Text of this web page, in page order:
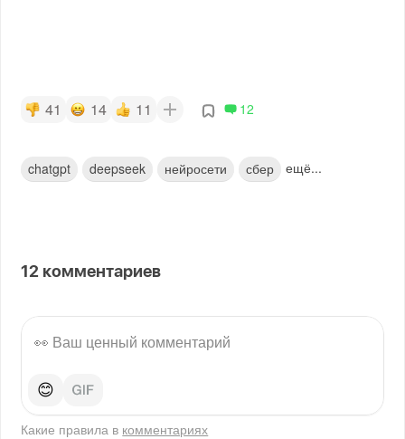
41 14 11 12
chatgpt deepseek нейросети сбер ещё...
12 комментариев
😊
Какие правила в комментариях